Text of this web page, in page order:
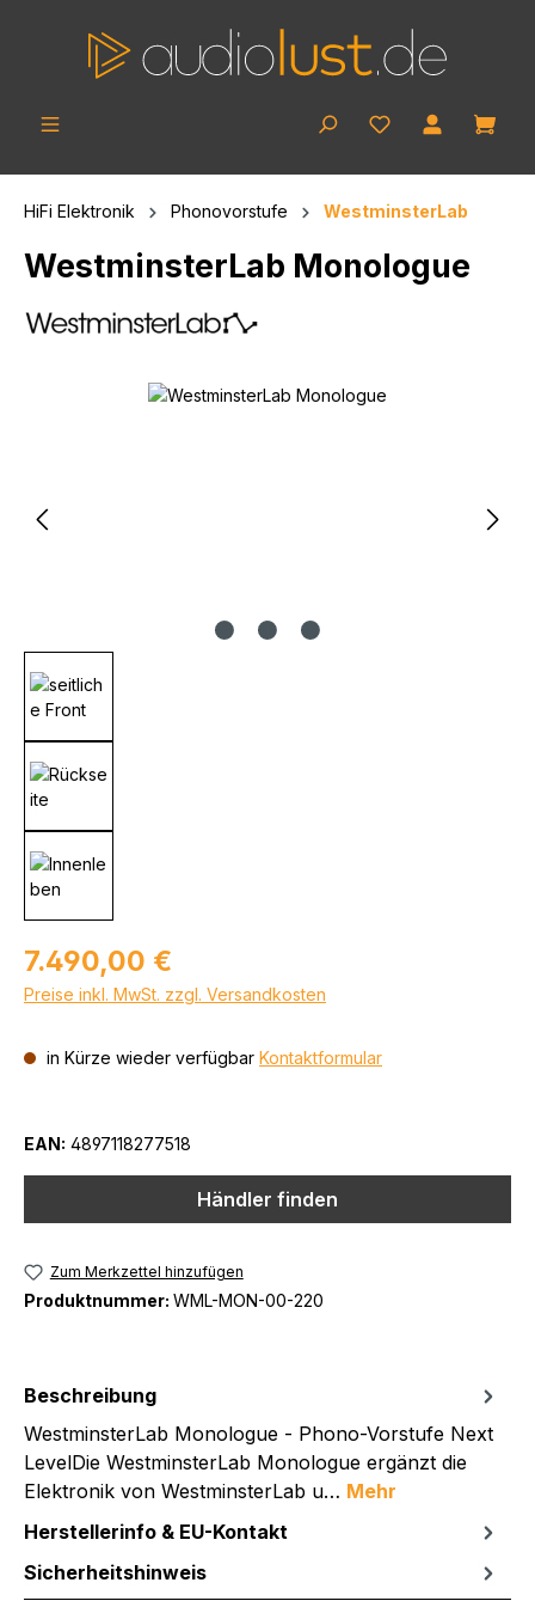
HiFi Elektronik Phonovorstufe WestminsterLab
WestminsterLab Monologue
Bildergalerie überspringen
Regulärer Preis:
7.490,00 €
Preise inkl. MwSt. zzgl. Versandkosten
in Kürze wieder verfügbar Kontaktformular
EAN: 4897118277518
Händler finden
Zum Merkzettel hinzufügen
Produktnummer: WML-MON-00-220
Beschreibung
WestminsterLab Monologue - Phono-Vorstufe Next
LevelDie WestminsterLab Monologue ergänzt die
Elektronik von WestminsterLab u… Mehr
Herstellerinfo & EU-Kontakt
Sicherheitshinweis